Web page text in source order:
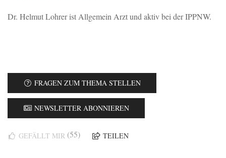
Dr. Helmut Lohrer ist Allgemein Arzt und aktiv bei der IPPNW.
FRAGEN ZUM THEMA STELLEN
NEWSLETTER ABONNIEREN
GEFÄLLT MIR (55) TEILEN